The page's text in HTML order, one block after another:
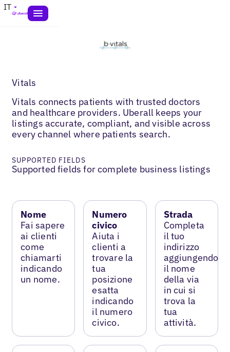
IT
Vitals
Vitals connects patients with trusted doctors
and healthcare providers. Uberall keeps your
listings accurate, compliant, and visible across
every channel where patients search.
SUPPORTED FIELDS
Supported fields for complete business listings
Nome
Fai sapere
ai clienti
come
chiamarti
indicando
un nome.
Numero
civico
Aiuta i
clienti a
trovare la
tua
posizione
esatta
indicando
il numero
civico.
Strada
Completa
il tuo
indirizzo
aggiungendo
il nome
della via
in cui si
trova la
tua
attività.